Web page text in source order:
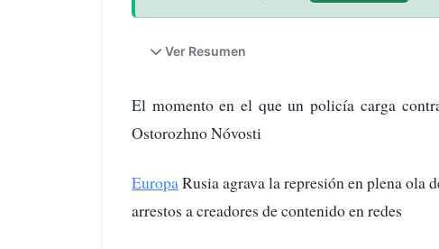
Ver Resumen
El momento en el que un policía carga
Ostorozhno Nóvosti
Europa Rusia agrava la represión en plena ola
arrestos a creadores de contenido en redes